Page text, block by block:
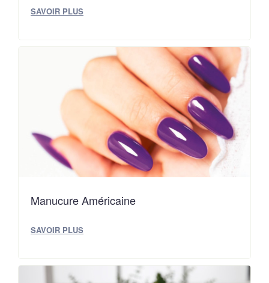
SAVOIR PLUS
Manucure Américaine
SAVOIR PLUS